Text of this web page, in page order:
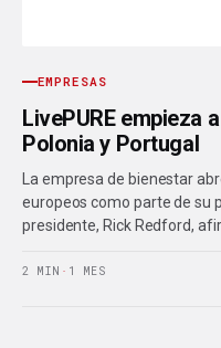
EMPRESAS
LivePURE empieza
Polonia y Portugal
La empresa de bienestar
europeos como parte de su
presidente, Rick Redford,
2 MIN · 1 MES